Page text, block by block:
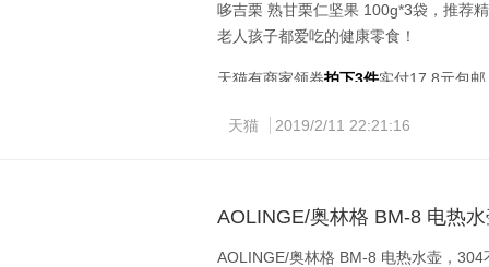
哆吉栗 熟甘栗仁坚果 100g*3袋，推荐
老人孩子都爱吃的健康零食！
天猫有商家领券拍下3件实付17.8元包
天猫 2019/2/11 22:21:16
AOLINGE/奥林格 BM-8 电热
AOLINGE/奥林格 BM-8 电热水壶，